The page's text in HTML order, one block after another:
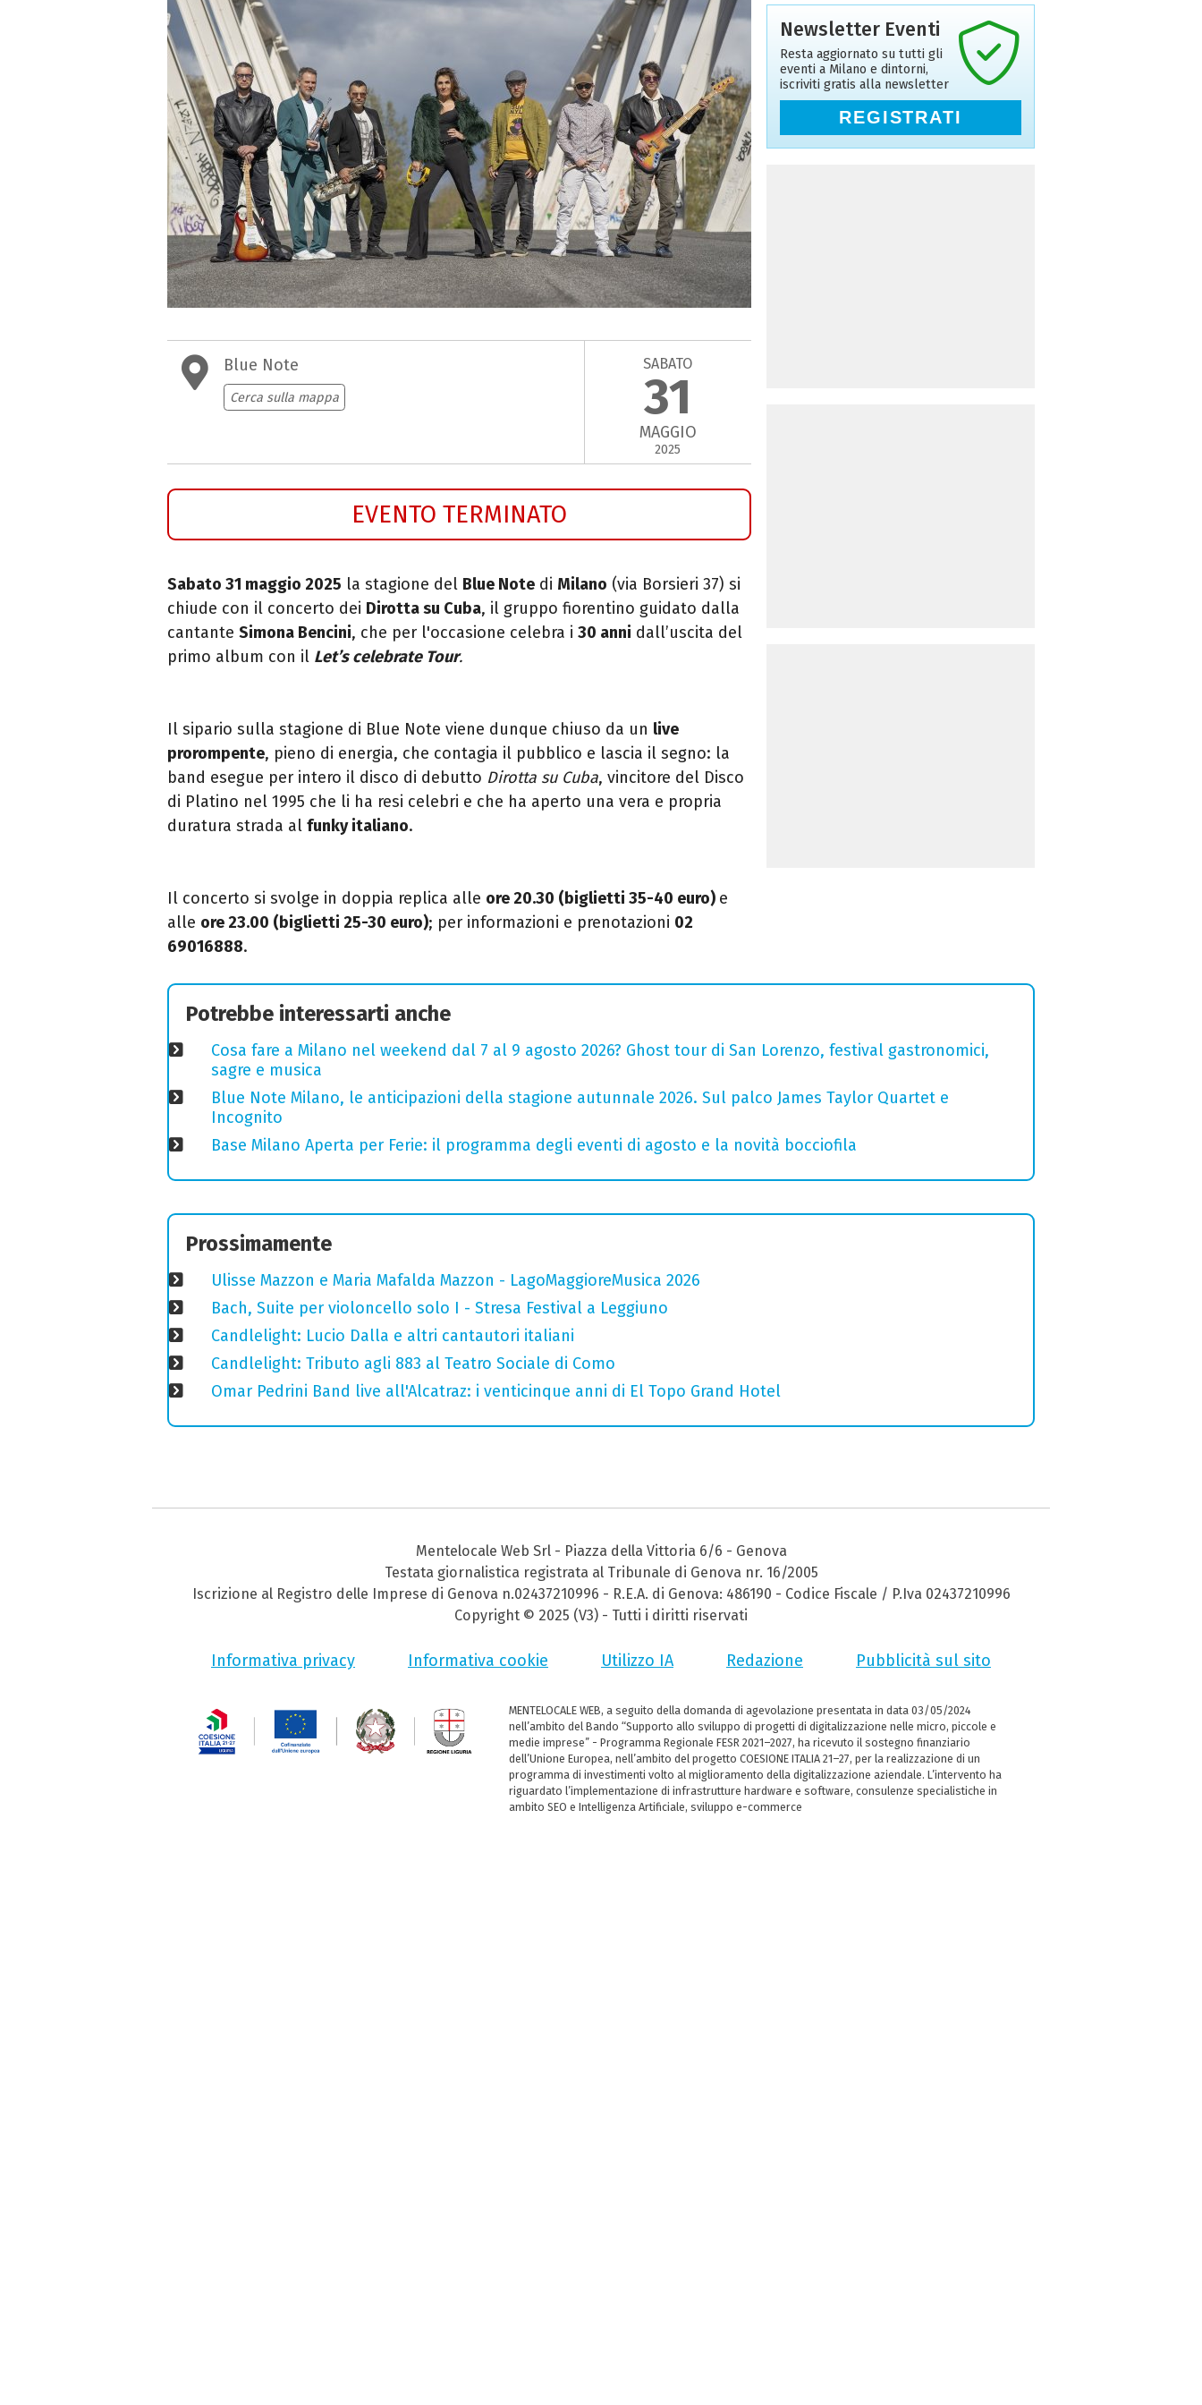
Blue Note
Cerca sulla mappa
SABATO
31
MAGGIO
2025
EVENTO TERMINATO
Sabato 31 maggio 2025 la stagione del Blue Note di Milano (via Borsieri 37) si
chiude con il concerto dei Dirotta su Cuba, il gruppo fiorentino guidato dalla
cantante Simona Bencini, che per l'occasione celebra i 30 anni dall’uscita del
primo album con il Let’s celebrate Tour.
Il sipario sulla stagione di Blue Note viene dunque chiuso da un live
prorompente, pieno di energia, che contagia il pubblico e lascia il segno: la
band esegue per intero il disco di debutto Dirotta su Cuba, vincitore del Disco
di Platino nel 1995 che li ha resi celebri e che ha aperto una vera e propria
duratura strada al funky italiano.
Il concerto si svolge in doppia replica alle ore 20.30 (biglietti 35-40 euro) e
alle ore 23.00 (biglietti 25-30 euro); per informazioni e prenotazioni 02
69016888.
Newsletter Eventi
Resta aggiornato su tutti gli
eventi a Milano e dintorni,
iscriviti gratis alla newsletter
REGISTRATI
Potrebbe interessarti anche
Cosa fare a Milano nel weekend dal 7 al 9 agosto 2026? Ghost tour di San Lorenzo, festival gastronomici,
sagre e musica
Blue Note Milano, le anticipazioni della stagione autunnale 2026. Sul palco James Taylor Quartet e
Incognito
Base Milano Aperta per Ferie: il programma degli eventi di agosto e la novità bocciofila
Prossimamente
Ulisse Mazzon e Maria Mafalda Mazzon - LagoMaggioreMusica 2026
Bach, Suite per violoncello solo I - Stresa Festival a Leggiuno
Candlelight: Lucio Dalla e altri cantautori italiani
Candlelight: Tributo agli 883 al Teatro Sociale di Como
Omar Pedrini Band live all'Alcatraz: i venticinque anni di El Topo Grand Hotel
Mentelocale Web Srl - Piazza della Vittoria 6/6 - Genova
Testata giornalistica registrata al Tribunale di Genova nr. 16/2005
Iscrizione al Registro delle Imprese di Genova n.02437210996 - R.E.A. di Genova: 486190 - Codice Fiscale / P.Iva 02437210996
Copyright © 2025 (V3) - Tutti i diritti riservati
Informativa privacy Informativa cookie Utilizzo IA Redazione Pubblicità sul sito
MENTELOCALE WEB, a seguito della domanda di agevolazione presentata in data 03/05/2024
nell’ambito del Bando “Supporto allo sviluppo di progetti di digitalizzazione nelle micro, piccole e
medie imprese” - Programma Regionale FESR 2021–2027, ha ricevuto il sostegno finanziario
dell’Unione Europea, nell’ambito del progetto COESIONE ITALIA 21–27, per la realizzazione di un
programma di investimenti volto al miglioramento della digitalizzazione aziendale. L’intervento ha
riguardato l’implementazione di infrastrutture hardware e software, consulenze specialistiche in
ambito SEO e Intelligenza Artificiale, sviluppo e-commerce